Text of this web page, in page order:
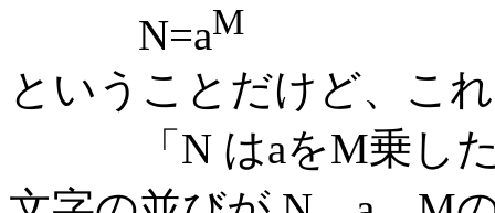
N=aM
ということだけど、こ
「N はaをM乗した